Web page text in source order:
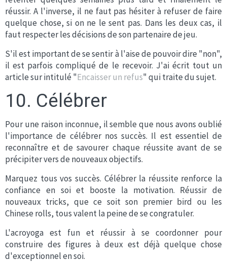
réussir. A l'inverse, il ne faut pas hésiter à refuser de faire
quelque chose, si on ne le sent pas. Dans les deux cas, il
faut respecter les décisions de son partenaire de jeu.
S'il est important de se sentir à l'aise de pouvoir dire "non",
il est parfois compliqué de le recevoir. J'ai écrit tout un
article sur intitulé "Encaisser un refus" qui traite du sujet.
10. Célébrer
Pour une raison inconnue, il semble que nous avons oublié
l'importance de célébrer nos succès. Il est essentiel de
reconnaître et de savourer chaque réussite avant de se
précipiter vers de nouveaux objectifs.
Marquez tous vos succès. Célébrer la réussite renforce la
confiance en soi et booste la motivation. Réussir de
nouveaux tricks, que ce soit son premier bird ou les
Chinese rolls, tous valent la peine de se congratuler.
L'acroyoga est fun et réussir à se coordonner pour
construire des figures à deux est déjà quelque chose
d'exceptionnel en soi.